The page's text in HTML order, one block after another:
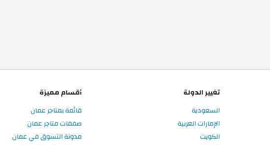
تغيير الدولة
السعودية
الإمارات العربية
الكويت
أقسام مميزة
قائمة بمتاجر عمان
صفقات متاجر عمان
مدونة التسوق في عمان